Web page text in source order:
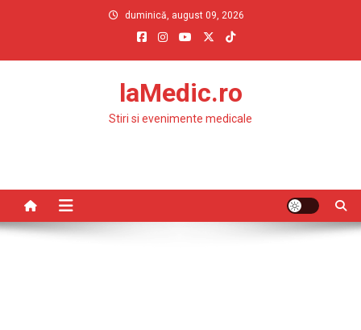
duminică, august 09, 2026
laMedic.ro
Stiri si evenimente medicale